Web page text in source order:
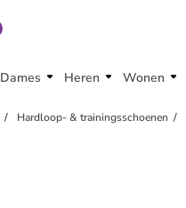
Dames Heren Wonen
Hardloop- & trainingsschoenen